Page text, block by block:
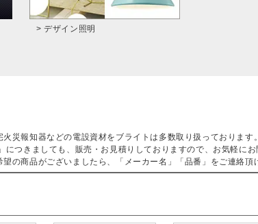
> デザイン照明
災報知器などの電設資材をブライトは多数取り扱っております。
につきましても、販売・お見積りしておりますので、お気軽に
の商品がございましたら、「メーカー名」「品番」をご連絡頂